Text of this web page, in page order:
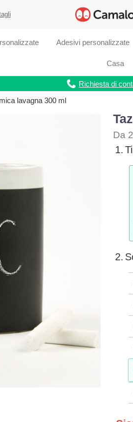
Adesivi personalizzate
Casa
Richiesta di
lavagna 300 ml
Da
1.
2.